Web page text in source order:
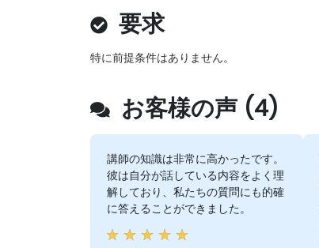
要求
特に前提条件はありません。
お客様の声 (4)
講師の知識は非常に高かったです。
彼は自分が話している内容をよく理
解しており、私たちの質問にも的確
に答えることができました。